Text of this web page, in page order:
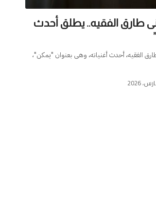
طارق الفقيه.. يطلق أحدث
الفقيه، أحدث أغنياته، وهى بعنوان "يمكن"،